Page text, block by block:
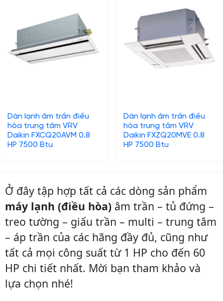
Dàn lạnh âm trần điều
hòa trung tâm VRV
Daikin FXCQ20AVM 0.8
HP 7500 Btu
Dàn lạnh âm trần điều
hòa trung tâm VRV
Daikin FXZQ20MVE 0.8
HP 7500 Btu
Ở đây tập hợp tất cả các dòng sản phẩm
máy lạnh (điều hòa) âm trần – tủ đứng –
treo tường – giấu trần – multi – trung tâm
– áp trần của các hãng đầy đủ, cũng như
tất cả mọi công suất từ 1 HP cho đến 60
HP chi tiết nhất. Mời bạn tham khảo và
lựa chọn nhé!